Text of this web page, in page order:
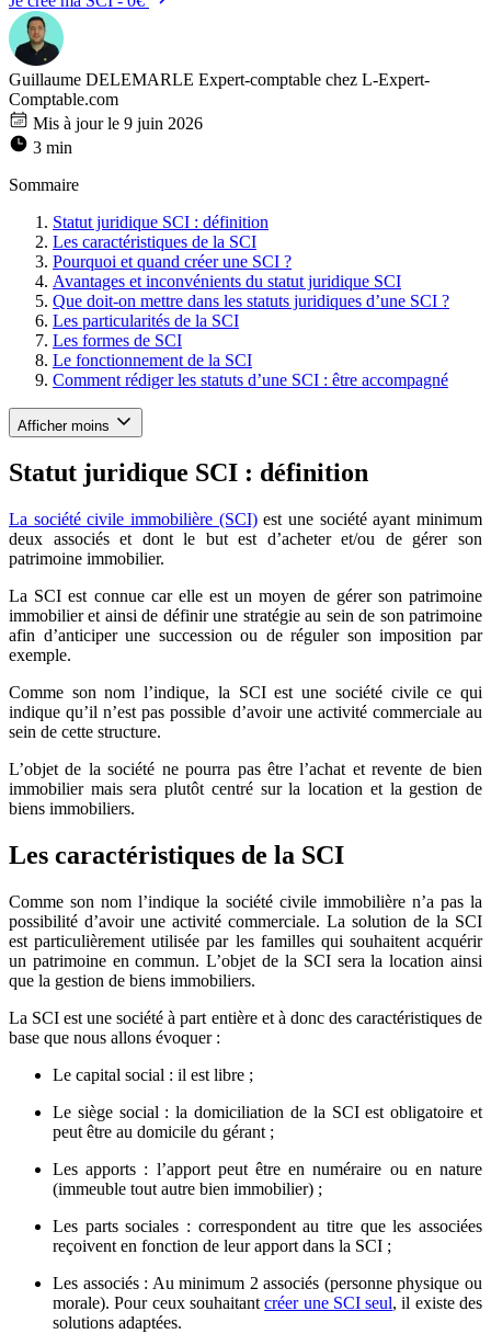
Guillaume DELEMARLE Expert-comptable chez L-Expert-
Comptable.com
Mis à jour le 9 juin 2026
3 min
Sommaire
Statut juridique SCI : définition
Les caractéristiques de la SCI
Pourquoi et quand créer une SCI ?
Avantages et inconvénients du statut juridique SCI
Que doit-on mettre dans les statuts juridiques d’une SCI ?
Les particularités de la SCI
Les formes de SCI
Le fonctionnement de la SCI
Comment rédiger les statuts d’une SCI : être accompagné
Afficher moins
Statut juridique SCI : définition
La société civile immobilière (SCI)est une société ayant minimum
deux associés et dont le but est d’acheter et/ou de gérer son
patrimoine immobilier.
La SCI est connue car elle est un moyen de gérer son patrimoine
immobilier et ainsi de définir une stratégie au sein de son patrimoine
afin d’anticiper une succession ou de réguler son imposition par
exemple.
Comme son nom l’indique, la SCI est une société civile ce qui
indique qu’il n’est pas possible d’avoir une activité commerciale au
sein de cette structure.
L’objet de la société ne pourra pas être l’achat et revente de bien
immobilier mais sera plutôt centré sur la location et la gestion de
biens immobiliers.
Les caractéristiques de la SCI
Comme son nom l’indique la société civile immobilière n’a pas la
possibilité d’avoir une activité commerciale. La solution de la SCI
est particulièrement utilisée par les familles qui souhaitent acquérir
un patrimoine en commun. L’objet de la SCI sera la location ainsi
que la gestion de biens immobiliers.
La SCI est une société à part entière et à donc des caractéristiques de
base que nous allons évoquer :
Le capital social : il est libre ;
Le siège social : la domiciliation de la SCI est obligatoire et
peut être au domicile du gérant ;
Les apports : l’apport peut être en numéraire ou en nature
(immeuble tout autre bien immobilier) ;
Les parts sociales : correspondent au titre que les associées
reçoivent en fonction de leur apport dans la SCI ;
Les associés : Au minimum 2 associés (personne physique ou
morale). Pour ceux souhaitantcréer une SCI seul, il existe des
solutions adaptées.